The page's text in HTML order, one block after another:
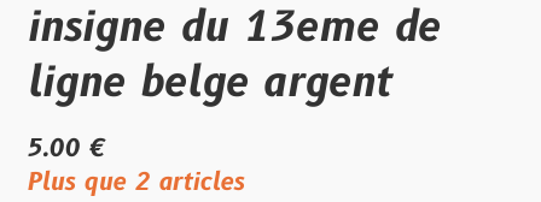
insigne du 13eme de
ligne belge argent
5.00 €
Plus que 2 articles